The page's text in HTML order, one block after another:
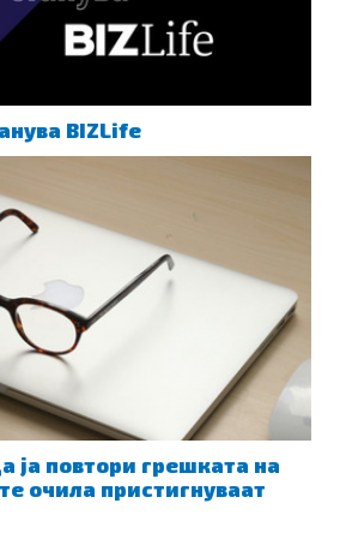
BIZLife
ја повтори грешката на
очила пристигнуваат